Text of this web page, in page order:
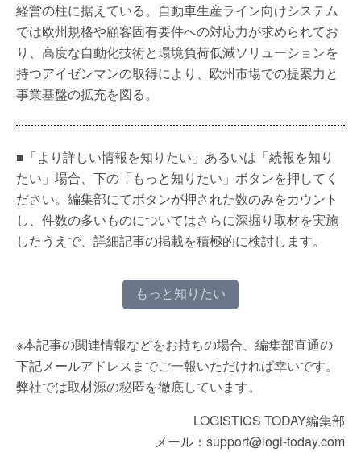
経営の柱に据えている。自動車生産ライン向けシステム
では欧州規格や顧客固有要件への対応力が求められてお
り、高度な自動化技術と環境負荷低減ソリューションを
持つアイゼンマンの取得により、欧州市場での提案力と
事業基盤の拡充を図る。
■「より詳しい情報を知りたい」あるいは「続報を知り
たい」場合、下の「もっと知りたい」ボタンを押してく
ださい。編集部にてボタンが押された数のみをカウント
し、件数の多いものについてはさらに深掘り取材を実施
したうえで、詳細記事の掲載を積極的に検討します。
もっと知りたい
※本記事の関連情報などをお持ちの場合、編集部直通の
下記メールアドレスまでご一報いただければ幸いです。
弊社では取材源の秘匿を徹底しています。
LOGISTICS TODAY編集部
メール：support@logi-today.com